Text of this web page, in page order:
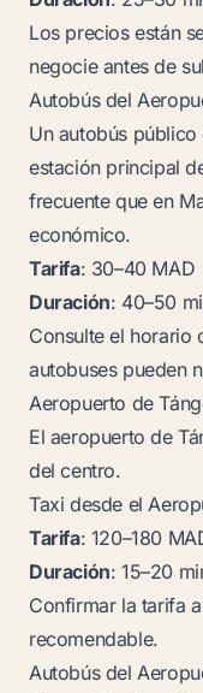
Los precios están
negocie antes de
Autobús del
Un autobús
estación principal
frecuente que en
económico.
Tarifa: 30–40 MAD
Duración: 40–50
Consulte el horario
autobuses pueden
Aeropuerto de
El aeropuerto de
del centro.
Taxi desde el
Tarifa: 120–180
Duración: 15–20
Confirmar la tarifa
recomendable.
Autobús del